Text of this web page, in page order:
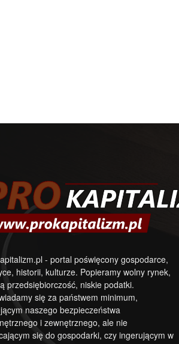
- portal poświęcony gospodarce,
historii, kulturze. Popieramy wolny rynek,
przedsiębiorczość, niskie podatki.
się za państwem minimum,
naszego bezpieczeństwa
i zewnętrznego, ale nie
się do gospodarki, czy ingerującym w